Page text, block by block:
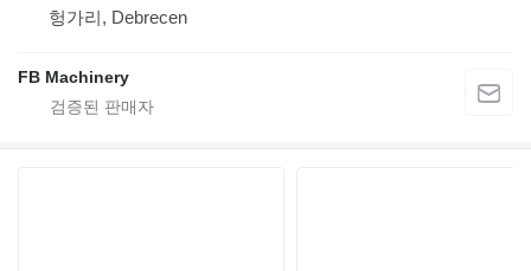
헝가리, Debrecen
FB Machinery